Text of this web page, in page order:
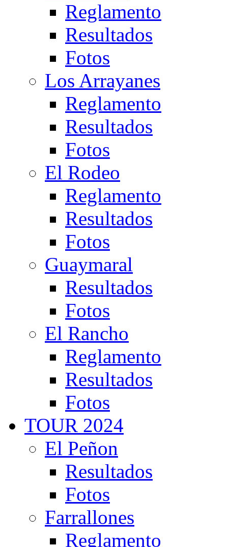
Reglamento
Resultados
Fotos
Los Arrayanes
Reglamento
Resultados
Fotos
El Rodeo
Reglamento
Resultados
Fotos
Guaymaral
Resultados
Fotos
El Rancho
Reglamento
Resultados
Fotos
TOUR 2024
El Peñon
Resultados
Fotos
Farrallones
Reglamento